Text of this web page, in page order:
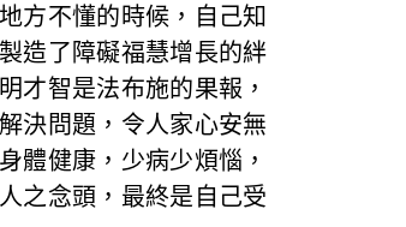
方不懂的時候，自己知
造了障礙福慧增長的絆
才智是法布施的果報，
決問題，令人家心安無
體健康，少病少煩惱，
之念頭，最終是自己受